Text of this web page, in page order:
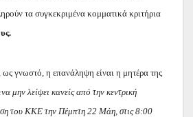
τα συγκεκριμένα κομματικά κριτήρια
γνωστό, η επανάληψη είναι η μητέρα της
μην λείψει κανείς από την κεντρική
του ΚΚΕ την Πέμπτη 22 Μάη, στις 8:00